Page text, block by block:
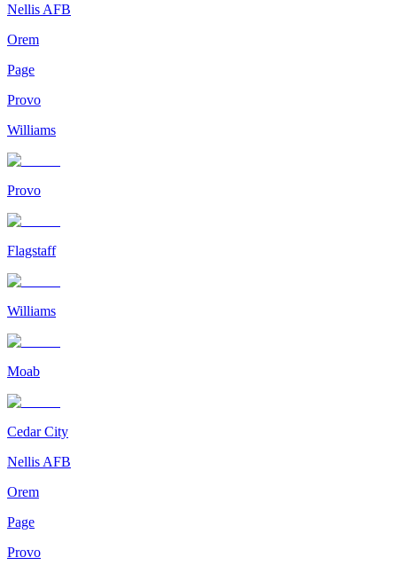
Nellis AFB
Orem
Page
Provo
Williams
Provo
Flagstaff
Williams
Moab
Cedar City
Nellis AFB
Orem
Page
Provo